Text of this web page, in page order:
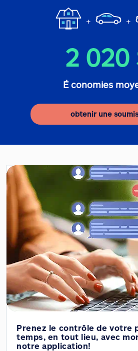
+ +
2 020
É conomies
obtenir une
Prenez le contrôle de votre
temps, en tout lieu, avec
notre application!